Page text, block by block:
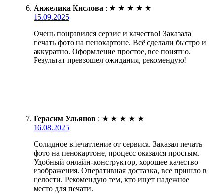
Анжелика Кислова : ★ ★ ★ ★ ★
15.09.2025
Очень понравился сервис и качество! Заказала
печать фото на пенокартоне. Всё сделали быстро и
аккуратно. Оформление простое, все понятно.
Результат превзошел ожидания, рекомендую!
Герасим Ульянов : ★ ★ ★ ★ ★
16.08.2025
Солидное впечатление от сервиса. Заказал печать
фото на пенокартоне, процесс оказался простым.
Удобный онлайн-конструктор, хорошее качество
изображения. Оперативная доставка, все пришло в
целости. Рекомендую тем, кто ищет надежное
место для печати.